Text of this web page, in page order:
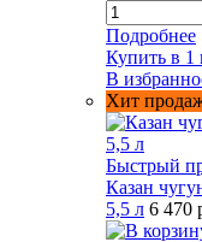
Подробнее
Купить в 1
В
Хит
Быстрый
Казан
5,5 л 6 470